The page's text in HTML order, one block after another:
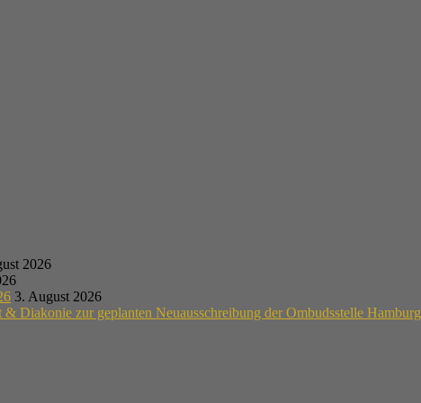
2026
3. August 2026
Diakonie zur geplanten Neuausschreibung der Ombudsstelle Hamburg